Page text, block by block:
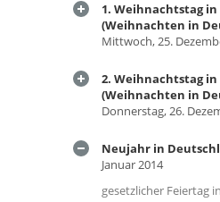
1. Weihnachtstag
(Weihnachten in
Mittwoch, 25.
2. Weihnachtstag
(Weihnachten in
Donnerstag, 26.
Neujahr in
Januar 2014
gesetzlicher Feiertag